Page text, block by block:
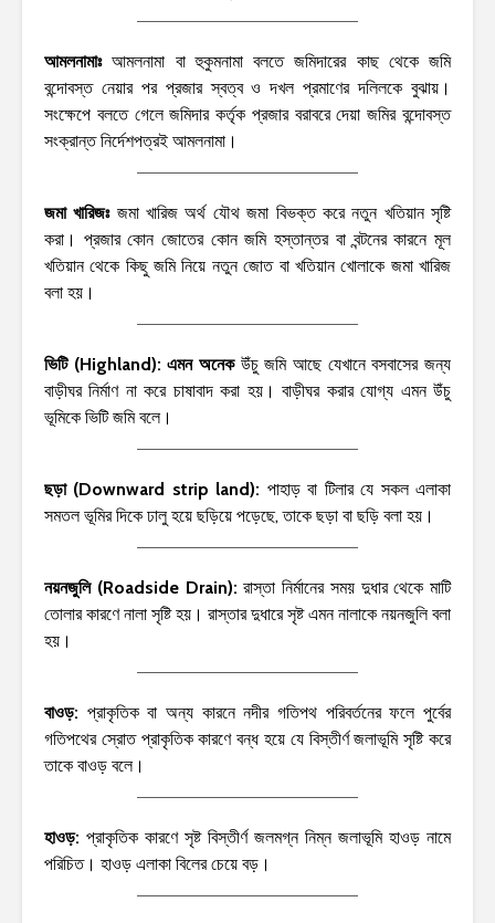
আমলনামাঃআমলনামা বা হুকুমনামা বলতে জমিদারের কাছ থেকে জমি
বন্দোবস্ত নেয়ার পর প্রজার স্বত্ব ও দখল প্রমাণের দলিলকে বুঝায়।
সংক্ষেপে বলতে গেলে জমিদার কর্তৃক প্রজার বরাবরে দেয়া জমির বন্দোবস্ত
সংক্রান্ত নির্দেশপত্রই আমলনামা।
জমা খারিজঃ জমা খারিজ অর্থ যৌথ জমা বিভক্ত করে নতুন খতিয়ান সৃষ্টি
করা। প্রজার কোন জোতের কোন জমি হস্তান্তর বা বন্টনের কারনে মূল
খতিয়ান থেকে কিছু জমি নিয়ে নতুন জোত বা খতিয়ান খোলাকে জমা খারিজ
বলা হয়।
ভিটি (Highland): এমন অনেক উঁচু জমি আছে যেখানে বসবাসের জন্য
বাড়ীঘর নির্মাণ না করে চাষাবাদ করা হয়। বাড়ীঘর করার যোগ্য এমন উঁচু
ভূমিকে ভিটি জমি বলে।
ছড়া (Downward strip land): পাহাড় বা টিলার যে সকল এলাকা
সমতল ভূমির দিকে ঢালু হয়ে ছড়িয়ে পড়েছে, তাকে ছড়া বা ছড়ি বলা হয়।
নয়নজুলি (Roadside Drain):রাস্তা নির্মানের সময় দুধার থেকে মাটি
তোলার কারণে নালা সৃষ্টি হয়। রাস্তার দুধারে সৃষ্ট এমন নালাকে নয়নজুলি বলা
হয়।
বাওড়: প্রাকৃতিক বা অন্য কারনে নদীর গতিপথ পরিবর্তনের ফলে পুর্বের
গতিপথের স্রোত প্রাকৃতিক কারণে বন্ধ হয়ে যে বিস্তীর্ণ জলাভূমি সৃষ্টি করে
তাকে বাওড় বলে।
হাওড়: প্রাকৃতিক কারণে সৃষ্ট বিস্তীর্ণ জলমগ্ন নিম্ন জলাভূমি হাওড় নামে
পরিচিত। হাওড় এলাকা বিলের চেয়ে বড়।